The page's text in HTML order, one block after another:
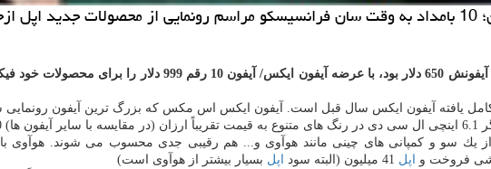
كه سال 2016 گران ترین آیفونش 650 دلار بود، با عرضه
از یك سو و كمپانی های چینی مانند هوآوی و... هم رقیبی جدی محسوب می شوند. هوآوی با
اپل اپل بسیار بیشتر از هوآوی است)